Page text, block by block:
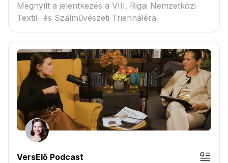
Megnyílt a jelentkezés a VIII. Rigai Nemzetközi
Textil- és Szálművészeti Triennáléra
VersElő Podcast